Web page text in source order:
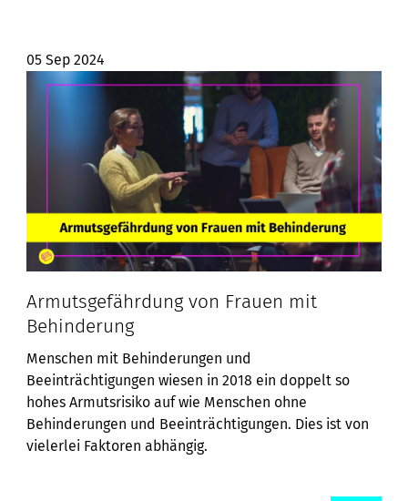
05 Sep 2024
Armutsgefährdung von Frauen mit
Behinderung
Menschen mit Behinderungen und
Beeinträchtigungen wiesen in 2018 ein doppelt so
hohes Armutsrisiko auf wie Menschen ohne
Behinderungen und Beeinträchtigungen. Dies ist von
vielerlei Faktoren abhängig.